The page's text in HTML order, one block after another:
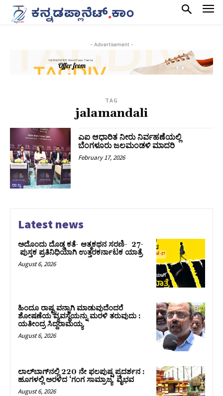
- Advertisement -
TAG
jalamandali
ರಾಜ್ಯ
ಎಐ ಆಧಾರಿತ ನೀರು ನಿರ್ವಹಣೆಯಲ್ಲಿ
ಬೆಂಗಳೂರು ಜಲಮಂಡಳಿ ಮಾದರಿ
February 17, 2026
Latest news
ಅದೊಂದು ದೊಡ್ಡ ಕತೆ- ಆತ್ಮಕಥನ ಸರಣಿ- 27-
ಪುಸ್ತಕ ಪ್ರತಿನಿಧಿಯಾಗಿ ಉತ್ತರಕರ್ನಾಟಕ ಯಾತ್ರೆ
August 6, 2026
ಹಿಂದೂ ರಾಷ್ಟ್ರವನ್ನಾಗಿ ಮಾಡುವುದೆಂದರೆ
ಶೋಷಣೆಯ ವ್ಯವಸ್ಥೆಯನ್ನು ಮರಳಿ ತರುವುದು :
ಯತೀಂದ್ರ ಸಿದ್ದರಾಮಯ್ಯ
August 6, 2026
ಲಾಲ್‍ಬಾಗ್‍ನಲ್ಲಿ 220 ನೇ ಫಲಪುಷ್ಪ ಪ್ರದರ್ಶನ :
ಹೂಗಳಲ್ಲಿ ಅರಳಿದ ‘ಗಂಗ ಸಾಮ್ರಾಜ್ಯ’ ವೈಭವ
August 6, 2026